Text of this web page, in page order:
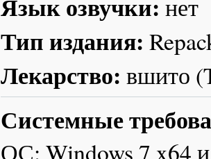
нет
Тип издания:
Лекарство: вшито
Системные
ОС: Windows 7 x64